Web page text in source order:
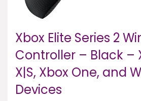
Xbox Elite Series 2
Controller – Black –
X|S, Xbox One, and
Devices